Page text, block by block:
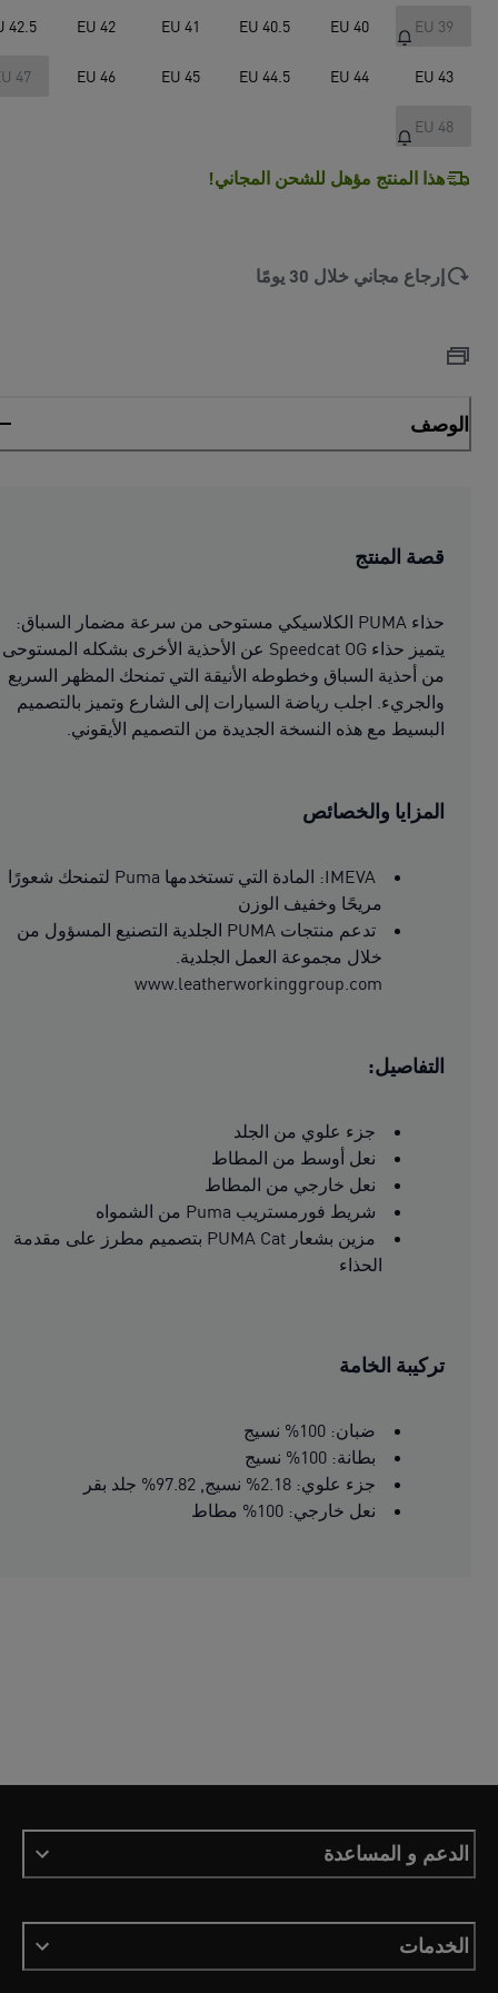
EU 39
EU 40
EU 40.5
EU 41
EU 42
42.5
EU 43
EU 44
EU 44.5
EU 45
EU 46
47
EU 48
هذا المنتج مؤهل للشحن المجاني!
إرجاع مجاني خلال 30 يومًا
الوصف
قصة المنتج
حذاء PUMA الكلاسيكي مستوحى من سرعة مضمار السباق:
يتميز حذاء Speedcat OG عن الأحذية الأخرى بشكله المستوحى
من أحذية السباق وخطوطه الأنيقة التي تمنحك المظهر السريع
والجريء. اجلب رياضة السيارات إلى الشارع وتميز بالتصميم
البسيط مع هذه النسخة الجديدة من التصميم الأيقوني.
المزايا والخصائص
IMEVA: المادة التي تستخدمها Puma لتمنحك شعورًا
مريحًا وخفيف الوزن
تدعم منتجات PUMA الجلدية التصنيع المسؤول من
خلال مجموعة العمل الجلدية.
www.leatherworkinggroup.com
التفاصيل:
جزء علوي من الجلد
نعل أوسط من المطاط
نعل خارجي من المطاط
شريط فورمستريب Puma من الشمواه
مزين بشعار PUMA Cat بتصميم مطرز على مقدمة
الحذاء
تركيبة الخامة
ضبان: 100% نسيج
بطانة: 100% نسيج
جزء علوي: 2.18% نسيج, 97.82% جلد بقر
نعل خارجي: 100% مطاط
الدعم و المساعدة
الخدمات